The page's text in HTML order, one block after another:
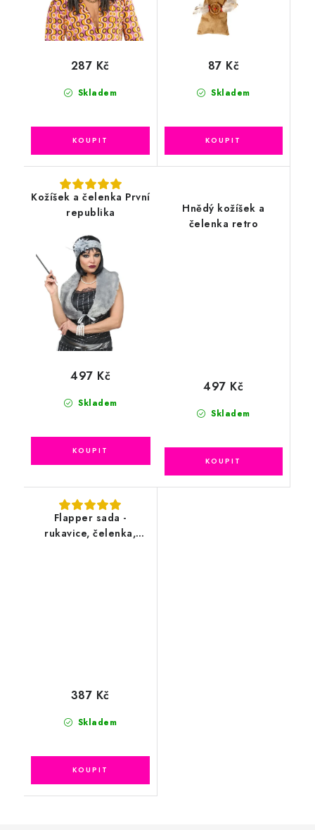
Skladem
287 Kč
Skladem
87 Kč
Kožíšek a čelenka První
republika
Skladem
497 Kč
Hnědý kožíšek a
čelenka retro
Skladem
497 Kč
Flapper sada -
rukavice, čelenka,
Skladem
387 Kč